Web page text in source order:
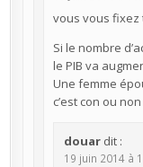
vous vous fixez
Si le nombre
le PIB va
Une femme
c’est con ou
douar dit :
19 juin 2014 à